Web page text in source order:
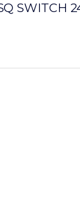
SWITCH